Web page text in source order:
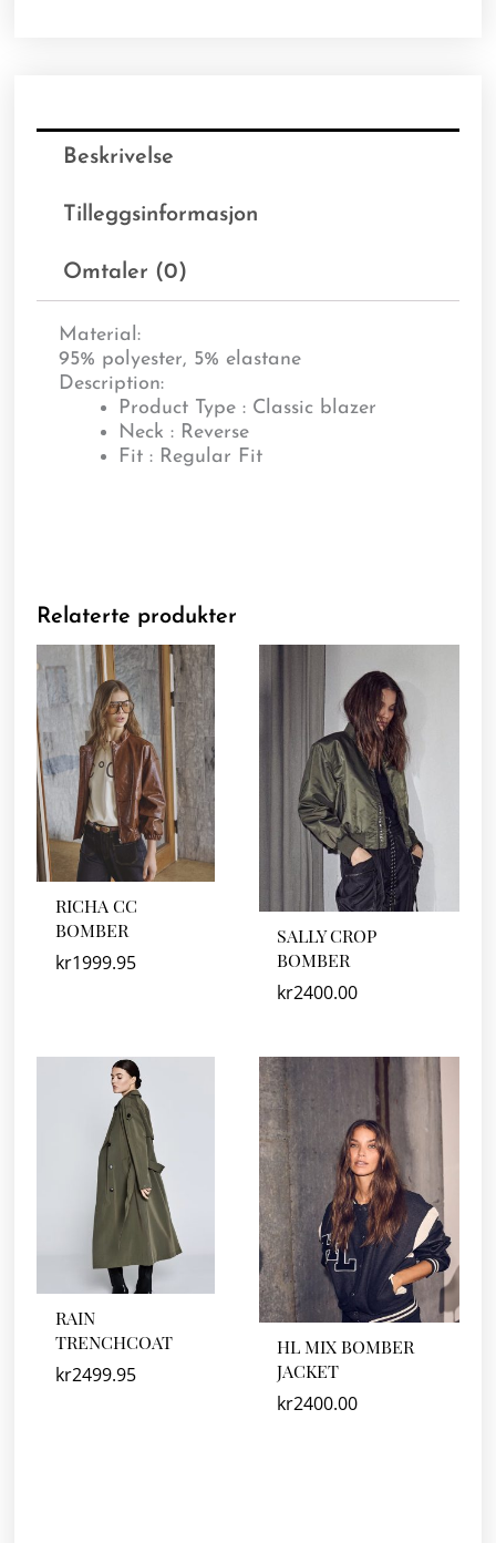
Beskrivelse
Tilleggsinformasjon
Omtaler (0)
Material:
95% polyester, 5% elastane
Description:
Product Type : Classic blazer
Neck : Reverse
Fit : Regular Fit
Relaterte produkter
RICHA CC
BOMBER
kr1999.95
SALLY CROP
BOMBER
kr2400.00
RAIN
TRENCHCOAT
kr2499.95
HL MIX BOMBER
JACKET
kr2400.00